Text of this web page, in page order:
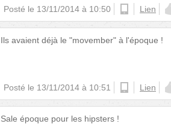
Posté le 13/11/2014 à 10:50 androidLien
Ils avaient déjà le "movember" à l'époque !
Posté le 13/11/2014 à 10:51 Lien
Sale époque pour les hipsters !